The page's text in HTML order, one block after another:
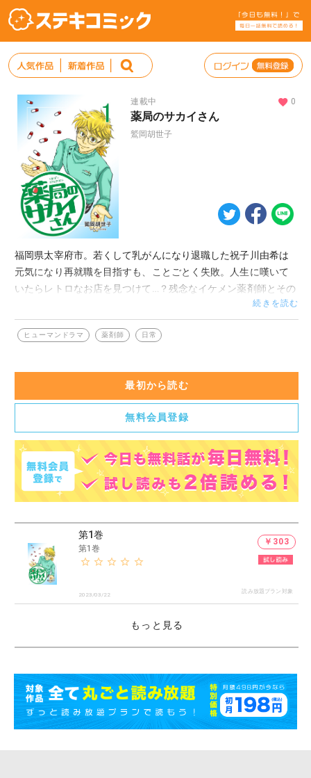
連載中 0
薬局のサカイさん
鷲岡胡世子
福岡県太宰府市。若くして乳がんになり退職した祝子川由希は
元気になり再就職を目指すも、ことごとく失敗。人生に嘆いて
いたらレトロなお店を見つけて…？残念なイケメン薬剤師とその
続きを読む
ヒューマンドラマ 薬剤師 日常
最初から読む
無料会員登録
第1巻
第1巻
2023/03/22
￥303
読み放題プラン対象
もっと見る